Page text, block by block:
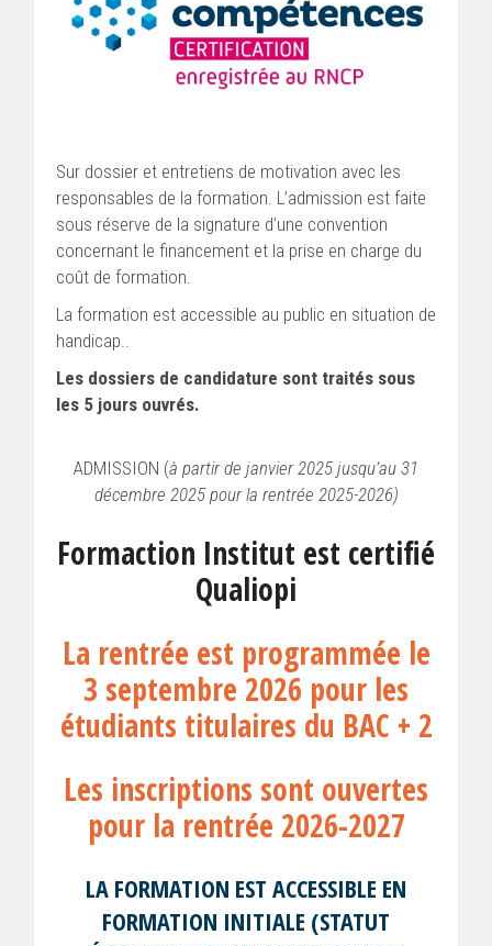
Sur dossier et entretiens de motivation avec les
responsables de la formation. L’admission est faite
sous réserve de la signature d’une convention
concernant le financement et la prise en charge du
coût de formation.
La formation est accessible au public en situation de
handicap..
Les dossiers de candidature sont traités sous
les 5 jours ouvrés.
ADMISSION (à partir de janvier 2025 jusqu’au 31
décembre 2025 pour la rentrée 2025-2026)
Formaction Institut est certifié
Qualiopi
La rentrée est programmée le
3 septembre 2026 pour les
étudiants titulaires du BAC + 2
Les inscriptions sont ouvertes
pour la rentrée 2026-2027
LA FORMATION EST ACCESSIBLE EN
FORMATION INITIALE (STATUT